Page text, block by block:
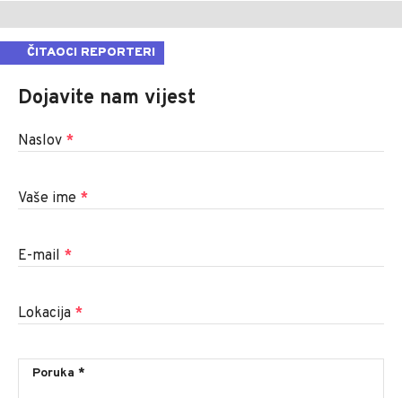
ČITAOCI REPORTERI
Dojavite nam vijest
Naslov *
Vaše ime *
E-mail *
Lokacija *